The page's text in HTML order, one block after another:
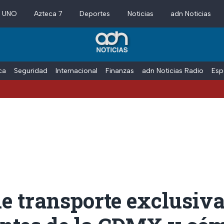
Azteca 7 Deportes Noticias adn Noticias
Seguridad Internacional Finanzas adn Noticias Radio
transporte